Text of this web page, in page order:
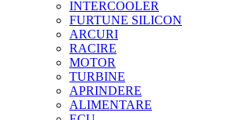
INTERCOOLER
FURTUNE SILICON
ARCURI
RACIRE
MOTOR
TURBINE
APRINDERE
ALIMENTARE